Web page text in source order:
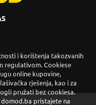
.
i korištenja takozvanih
regulativom. Cookiese
online kupovine,
rješenja, kao i za
pružati bez cookiesa.
pristajete na